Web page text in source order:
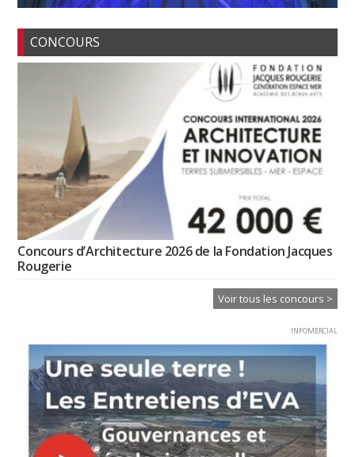
CONCOURS
Concours d’Architecture 2026 de la Fondation Jacques
Rougerie
Voir tous les concours >
INFOMERCIAL